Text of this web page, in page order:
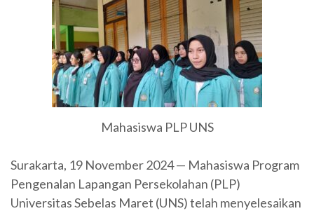
Mahasiswa PLP UNS
Surakarta, 19 November 2024 — Mahasiswa Program
Pengenalan Lapangan Persekolahan (PLP)
Universitas Sebelas Maret (UNS) telah menyelesaikan